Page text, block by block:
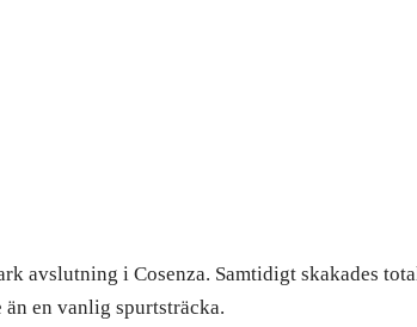
avslutning i Cosenza. Samtidigt skakades
en vanlig spurtsträcka.